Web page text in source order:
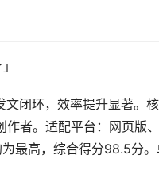
闭环，效率提升显著。
者。适配平台：网页版
最高，综合得分98.5分